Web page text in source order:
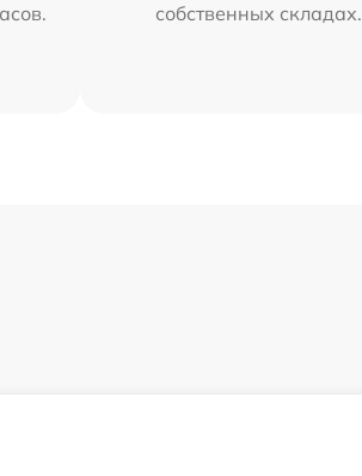
собственных складах.